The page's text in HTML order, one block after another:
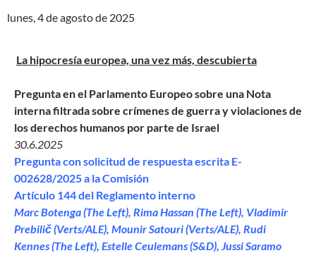
lunes, 4 de agosto de 2025
La hipocresía europea, una vez más, descubierta
Pregunta en el Parlamento Europeo sobre una Nota
interna filtrada sobre crímenes de guerra y violaciones de
los derechos humanos por parte de Israel
30.6.2025
Pregunta con solicitud de respuesta escrita E-
002628/2025 a la Comisión
Artículo 144 del Reglamento interno
Marc Botenga (The Left), Rima Hassan (The Left), Vladimir
Prebilič (Verts/ALE), Mounir Satouri (Verts/ALE), Rudi
Kennes (The Left), Estelle Ceulemans (S&D), Jussi Saramo